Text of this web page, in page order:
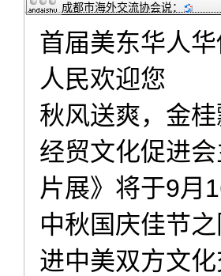
成都市海外交流协会说：
首届美东华人
人民欢迎您
秋风送爽，金
经贸文化促进
片展》将于9月
中秋国庆佳节
进中美双方文